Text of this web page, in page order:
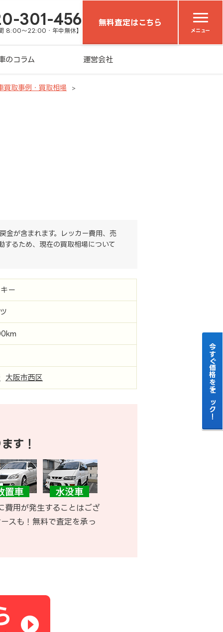
301-456
8:00～22:00・年中無休】
無料査定はこちら
メニュー
のコラム 運営会社
買取事例・買取相場
金が含まれます。レッカー費用、売
するため、現在の買取相場について
ー
大阪市西区
す！
費用が発生することはござ
スも！無料で査定を承っ
今すぐ価格をチェック！